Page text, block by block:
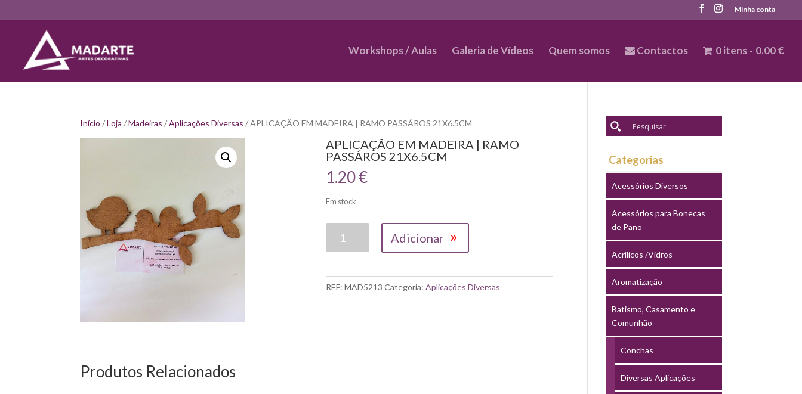
Minha conta
Workshops / Aulas Galeria de Vídeos Quem somos Contactos 0 itens 0.00 €
Início /Loja /Madeiras /Aplicações Diversas / APLICAÇÃO EM MADEIRA | RAMO PASSÁROS 21X6.5CM
APLICAÇÃO EM MADEIRA | RAMO
PASSÁROS 21X6.5CM
1.20€
Em stock
MADEIRA
Adicionar
REF:MAD5213 Categoria:Aplicações Diversas
Produtos Relacionados
Categorias
Acessórios Diversos
Acessórios para Bonecas
de Pano
Acrílicos /Vidros
Aromatização
Batismo, Casamento e
Comunhão
Conchas
Diversas Aplicações